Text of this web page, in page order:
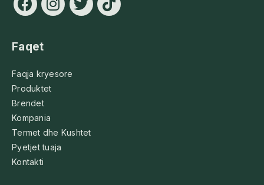
Faqet
Faqja kryesore
Produktet
Brendet
Kompania
Termet dhe Kushtet
Pyetjet tuaja
Kontakti